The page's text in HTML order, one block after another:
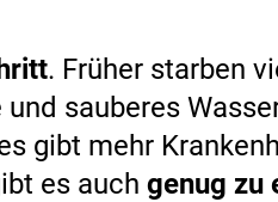
. Früher starben
sauberes
gibt mehr
es auch genug zu